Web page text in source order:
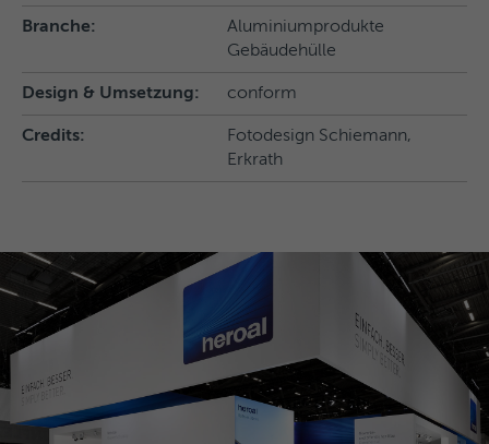
Branche:
Aluminiumprodukte
Gebäudehülle
Design & Umsetzung: conform
Credits:
Fotodesign Schiemann,
Erkrath